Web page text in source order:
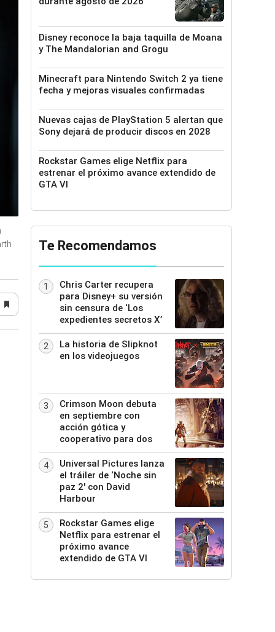
Disney reconoce la baja taquilla de Moana
y The Mandalorian and Grogu
Minecraft para Nintendo Switch 2 ya tiene
fecha y mejoras visuales confirmadas
Nuevas cajas de PlayStation 5 alertan que
Sony dejará de producir discos en 2028
Rockstar Games elige Netflix para
estrenar el próximo avance extendido de
GTA VI
Te Recomendamos
1
Chris Carter recupera
para Disney+ su versión
sin censura de ‘Los
expedientes secretos X’
2
La historia de Slipknot
en los videojuegos
3
Crimson Moon debuta
en septiembre con
acción gótica y
cooperativo para dos
4
Universal Pictures lanza
el tráiler de ‘Noche sin
paz 2′ con David
Harbour
5
Rockstar Games elige
Netflix para estrenar el
próximo avance
extendido de GTA VI